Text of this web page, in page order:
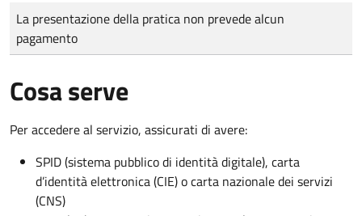
Tipo di pagamento
Importo
La presentazione della pratica non prevede alcun
pagamento
Cosa serve
Per accedere al servizio, assicurati di avere:
SPID (sistema pubblico di identità digitale), carta
d’identità elettronica (CIE) o carta nazionale dei servizi
(CNS)